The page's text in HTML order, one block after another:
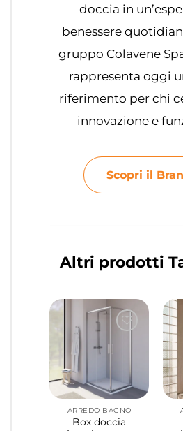
doccia in
benessere
gruppo Colavene
rappresenta oggi
riferimento per chi
innovazione e
Scopri il
Altri prodotti
ARREDO BAGNO
Box doccia